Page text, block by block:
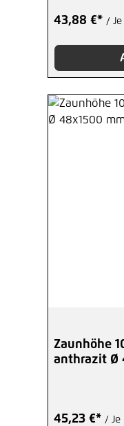
43,88 €* /
Zaunhöhe
anthrazit Ø
45,23 €* / Je